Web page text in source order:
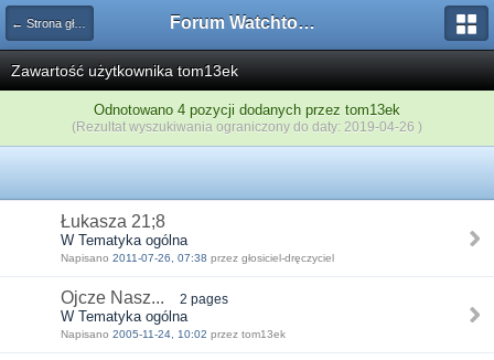
← Strona główna Forum Watchtower
Zawartość użytkownika tom13ek
Odnotowano 4 pozycji dodanych przez tom13ek
(Rezultat wyszukiwania ograniczony do daty: 2019-04-26 )
Łukasza 21;8
W Tematyka ogólna
Napisano 2011-07-26, 07:38 przez głosiciel-dręczyciel
Ojcze Nasz... 2 pages
W Tematyka ogólna
Napisano 2005-11-24, 10:02 przez tom13ek